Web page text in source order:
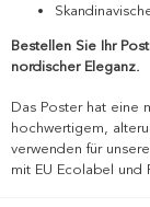
Bestellen Sie Ihr
nordischer Eleganz.
Das Poster hat eine
hochwertigem,
verwenden für
mit EU Ecolabel und